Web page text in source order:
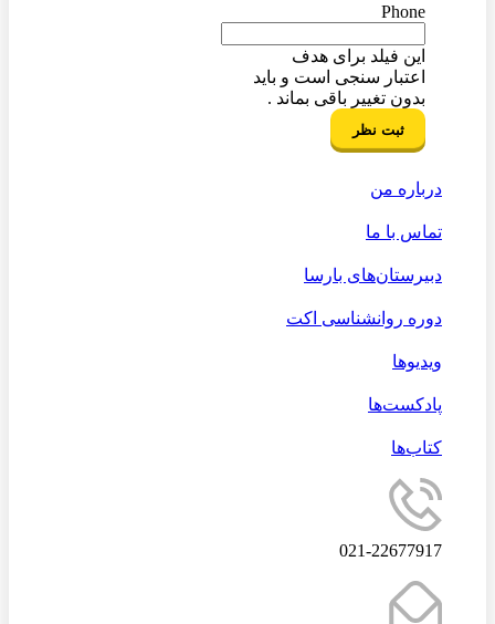
Phone
این فیلد برای هدف
اعتبار سنجی است و باید
بدون تغییر باقی بماند .
درباره من
تماس با ما
دبیرستان‌های بارسا
دوره روانشناسی اکت
ویدیوها
پادکست‌ها
کتاب‌ها
021-22677917